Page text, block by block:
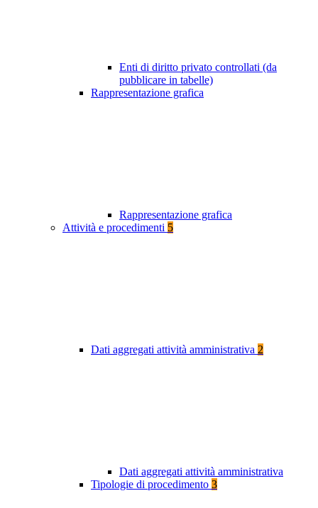
Enti di diritto privato controllati (da
pubblicare in tabelle)
Rappresentazione grafica
Rappresentazione grafica
Attività e procedimenti 5
Dati aggregati attività amministrativa 2
Dati aggregati attività amministrativa
Tipologie di procedimento 3